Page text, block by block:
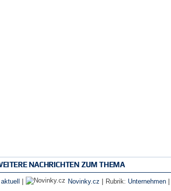
NACHRICHTEN ZUM THEMA
| Novinky.cz | Rubrik: Unternehmen |